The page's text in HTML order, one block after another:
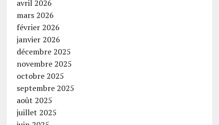
avril 2026
mars 2026
février 2026
janvier 2026
décembre 2025
novembre 2025
octobre 2025
septembre 2025
août 2025
juillet 2025